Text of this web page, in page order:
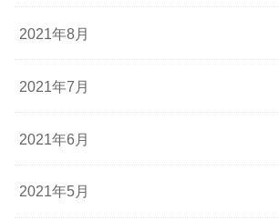
2021年8月
2021年7月
2021年6月
2021年5月